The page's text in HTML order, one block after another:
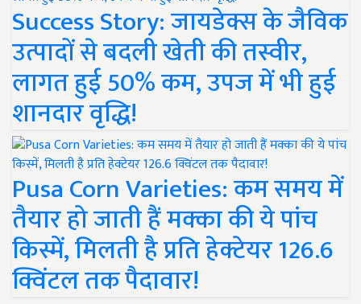
Success Story: जायडेक्स के जैविक
उत्पादों से बदली खेती की तस्वीर,
लागत हुई 50% कम, उपज में भी हुई
शानदार वृद्धि!
Pusa Corn Varieties: कम समय में
तैयार हो जाती हैं मक्का की ये पांच
किस्में, मिलती है प्रति हेक्टेयर 126.6
क्विंटल तक पैदावार!